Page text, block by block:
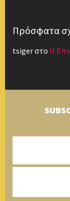
Πρόσφατα
tsigerστο Η